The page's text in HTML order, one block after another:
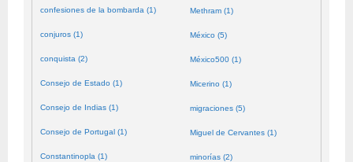
confesiones de la bombarda (1)
conjuros (1)
conquista (2)
Consejo de Estado (1)
Consejo de Indias (1)
Consejo de Portugal (1)
Constantinopla (1)
Methram (1)
México (5)
México500 (1)
Micerino (1)
migraciones (5)
Miguel de Cervantes (1)
minorías (2)